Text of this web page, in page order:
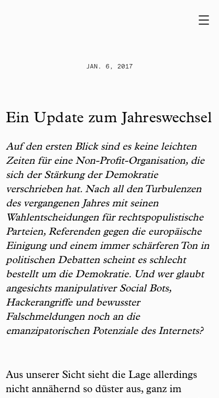
JAN. 6, 2017
Ein Update zum Jahreswechsel
Auf den ersten Blick sind es keine leichten
Zeiten für eine Non-Profit-Organisation, die
sich der Stärkung der Demokratie
verschrieben hat. Nach all den Turbulenzen
des vergangenen Jahres mit seinen
Wahlentscheidungen für rechtspopulistische
Parteien, Referenden gegen die europäische
Einigung und einem immer schärferen Ton in
politischen Debatten scheint es schlecht
bestellt um die Demokratie. Und wer glaubt
angesichts manipulativer Social Bots,
Hackerangriffe und bewusster
Falschmeldungen noch an die
emanzipatorischen Potenziale des Internets?
Aus unserer Sicht sieht die Lage allerdings
nicht annähernd so düster aus, ganz im